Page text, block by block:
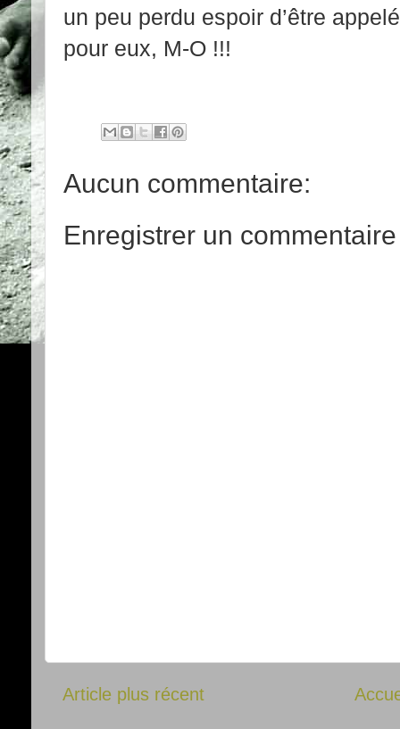
un peu perdu espoir d’être
pour eux, M-O !!!
Aucun commentaire:
Enregistrer un commentaire
Article plus récent